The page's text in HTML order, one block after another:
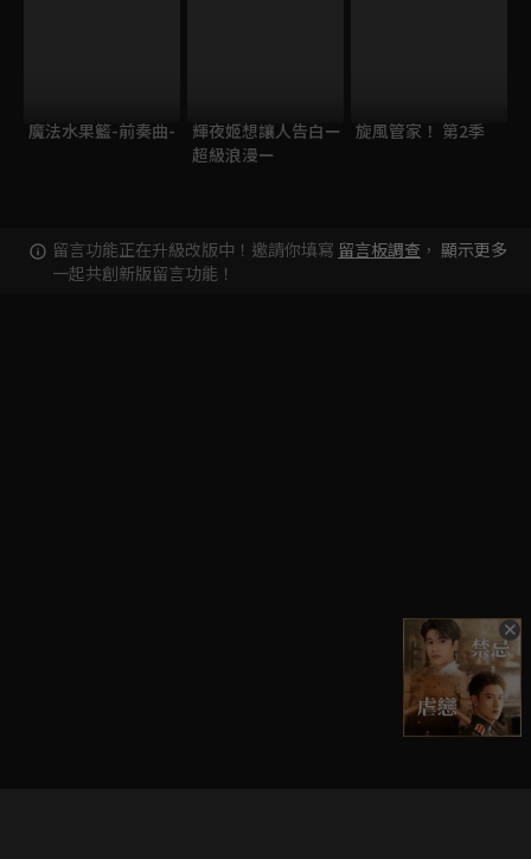
魔法水果籃-前奏曲-
輝夜姬想讓人告白ー
超級浪漫ー
旋風管家！ 第2季
留言功能正在升級改版中！邀請你填寫 留言板調查 ，
一起共創新版留言功能！
顯示更多